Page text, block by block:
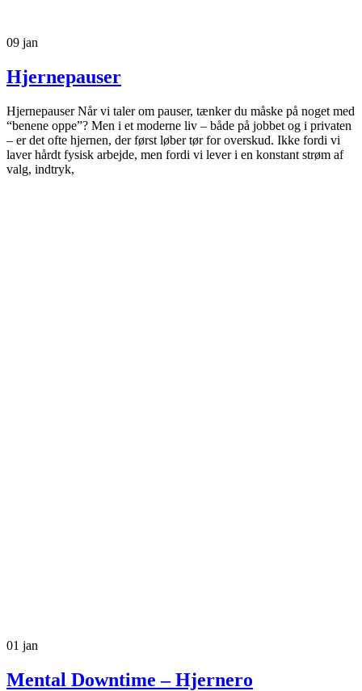
09 jan
Hjernepauser
Hjernepauser Når vi taler om pauser, tænker du måske på noget med
“benene oppe”? Men i et moderne liv – både på jobbet og i privaten
– er det ofte hjernen, der først løber tør for overskud. Ikke fordi vi
laver hårdt fysisk arbejde, men fordi vi lever i en konstant strøm af
valg, indtryk,
01 jan
Mental Downtime – Hjernero